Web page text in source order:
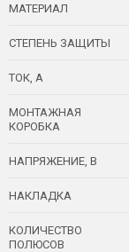
МАТЕРИАЛ
СТЕПЕНЬ ЗАЩИТЫ
ТОК, А
МОНТАЖНАЯ
КОРОБКА
НАПРЯЖЕНИЕ, В
НАКЛАДКА
КОЛИЧЕСТВО
ПОЛЮСОВ